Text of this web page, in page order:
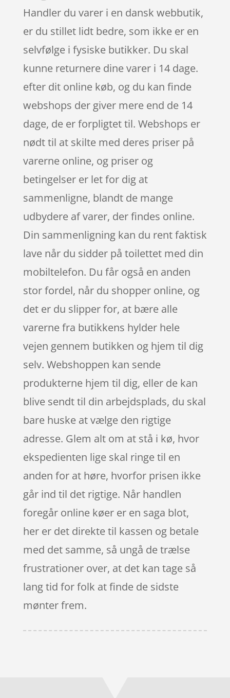
Handler du varer i en dansk webbutik,
er du stillet lidt bedre, som ikke er en
selvfølge i fysiske butikker. Du skal
kunne returnere dine varer i 14 dage.
efter dit online køb, og du kan finde
webshops der giver mere end de 14
dage, de er forpligtet til. Webshops er
nødt til at skilte med deres priser på
varerne online, og priser og
betingelser er let for dig at
sammenligne, blandt de mange
udbydere af varer, der findes online.
Din sammenligning kan du rent faktisk
lave når du sidder på toilettet med din
mobiltelefon. Du får også en anden
stor fordel, når du shopper online, og
det er du slipper for, at bære alle
varerne fra butikkens hylder hele
vejen gennem butikken og hjem til dig
selv. Webshoppen kan sende
produkterne hjem til dig, eller de kan
blive sendt til din arbejdsplads, du skal
bare huske at vælge den rigtige
adresse. Glem alt om at stå i kø, hvor
ekspedienten lige skal ringe til en
anden for at høre, hvorfor prisen ikke
går ind til det rigtige. Når handlen
foregår online køer er en saga blot,
her er det direkte til kassen og betale
med det samme, så ungå de trælse
frustrationer over, at det kan tage så
lang tid for folk at finde de sidste
mønter frem.